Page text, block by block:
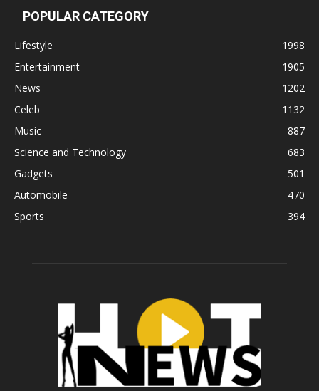
POPULAR CATEGORY
Lifestyle
1998
Entertainment
1905
News
1202
Celeb
1132
Music
887
Science and Technology
683
Gadgets
501
Automobile
470
Sports
394